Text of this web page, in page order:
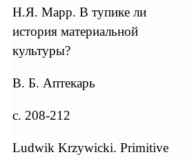
Н.Я. Марр. В тупике ли
история материальной
культуры?
В. Б. Аптекарь
с. 208-212
Ludwik Krzywicki. Primitive